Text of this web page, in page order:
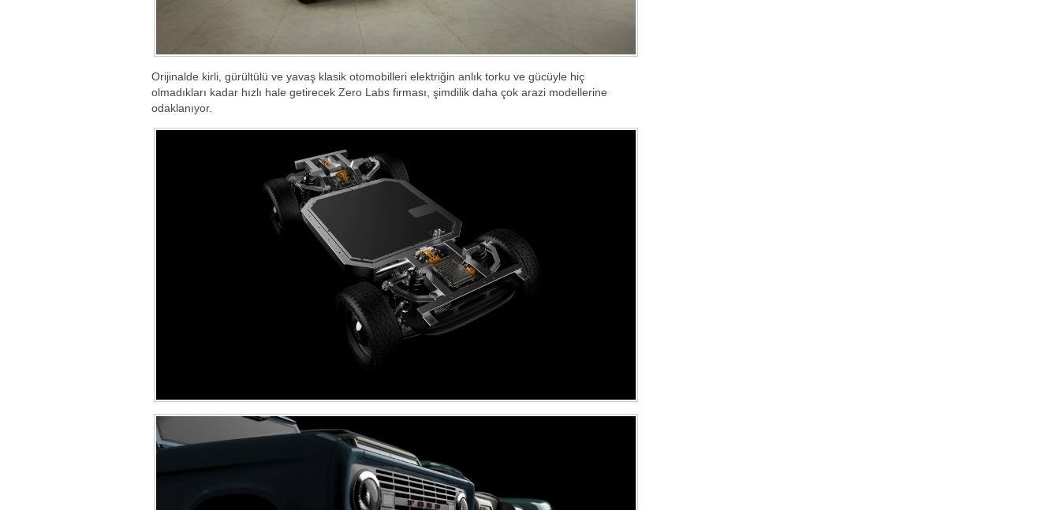
Orijinalde kirli, gürültülü ve yavaş klasik otomobilleri elektriğin anlık torku ve gücüyle hiç
olmadıkları kadar hızlı hale getirecek Zero Labs firması, şimdilik daha çok arazi modellerine
odaklanıyor.